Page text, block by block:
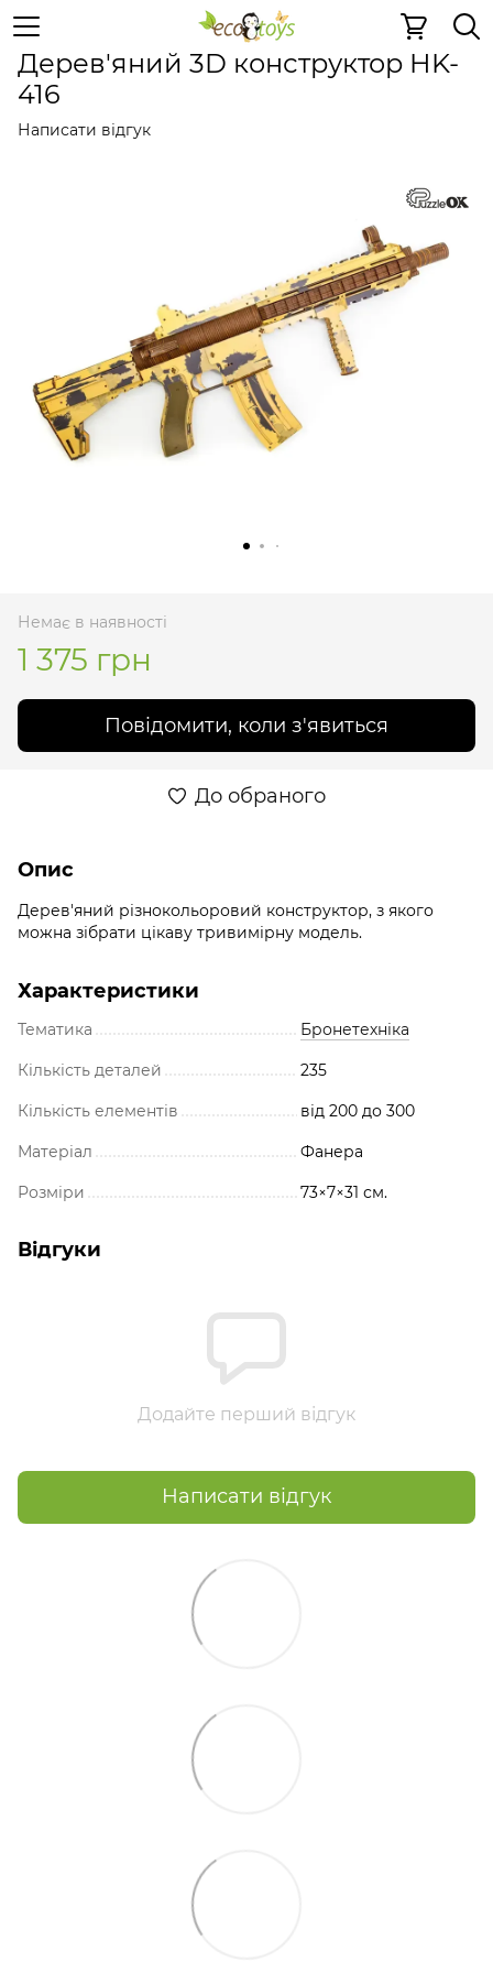
Дерев'яні конструктори Дерев'яні конструктори
Дерев'яний 3D конструктор HK-
416
Написати відгук
Немає в наявності
1 375 грн
Повідомити, коли з'явиться
До обраного
Опис
Дерев'яний різнокольоровий конструктор, з якого
можна зібрати цікаву тривимірну модель.
Характеристики
Тематика Бронетехніка
Кількість деталей 235
Кількість елементів від 200 до 300
Матеріал Фанера
Розміри 73×7×31 см.
Відгуки
Додайте перший відгук
Написати відгук